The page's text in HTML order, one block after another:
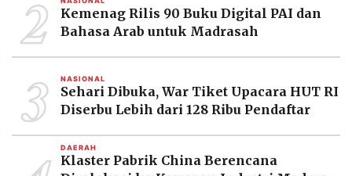
2
Kemenag Rilis 90 Buku Digital PAI dan
Bahasa Arab untuk Madrasah
3 NASIONAL
Sehari Dibuka, War Tiket Upacara HUT RI
Diserbu Lebih dari 128 Ribu Pendaftar
DAERAH
Klaster Pabrik China Berencana